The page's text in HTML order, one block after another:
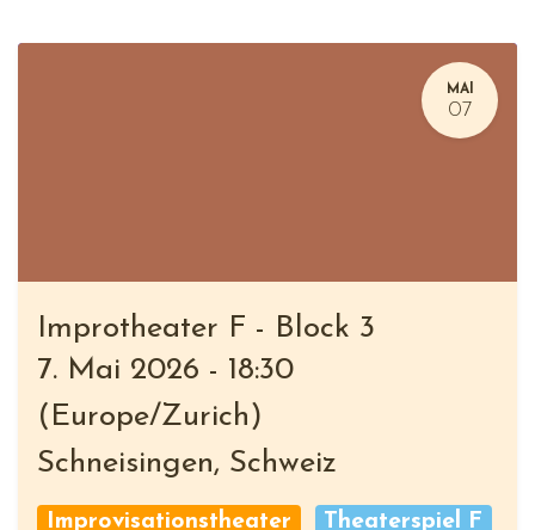
MAI
07
Improtheater F - Block 3
7. Mai 2026 - 18:30
( Europe/Zurich )
Schneisingen, Schweiz
Improvisationstheater Theaterspiel F